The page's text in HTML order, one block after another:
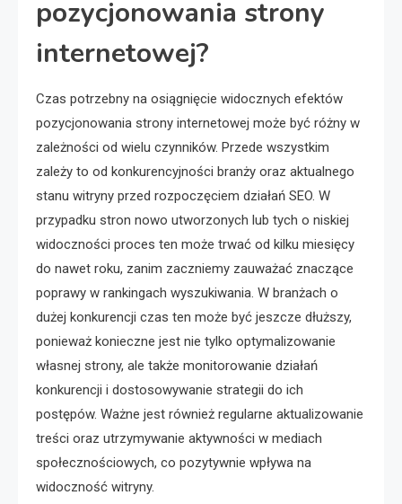
pozycjonowania strony
internetowej?
Czas potrzebny na osiągnięcie widocznych efektów
pozycjonowania strony internetowej może być różny w
zależności od wielu czynników. Przede wszystkim
zależy to od konkurencyjności branży oraz aktualnego
stanu witryny przed rozpoczęciem działań SEO. W
przypadku stron nowo utworzonych lub tych o niskiej
widoczności proces ten może trwać od kilku miesięcy
do nawet roku, zanim zaczniemy zauważać znaczące
poprawy w rankingach wyszukiwania. W branżach o
dużej konkurencji czas ten może być jeszcze dłuższy,
ponieważ konieczne jest nie tylko optymalizowanie
własnej strony, ale także monitorowanie działań
konkurencji i dostosowywanie strategii do ich
postępów. Ważne jest również regularne aktualizowanie
treści oraz utrzymywanie aktywności w mediach
społecznościowych, co pozytywnie wpływa na
widoczność witryny.